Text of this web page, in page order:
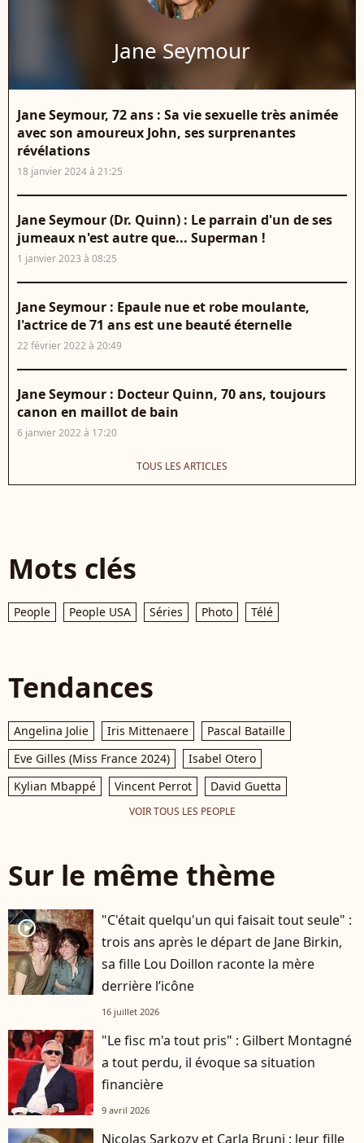
Jane Seymour
Jane Seymour, 72 ans : Sa vie sexuelle très animée
avec son amoureux John, ses surprenantes
révélations
18 janvier 2024 à 21:25
Jane Seymour (Dr. Quinn) : Le parrain d'un de ses
jumeaux n'est autre que... Superman !
1 janvier 2023 à 08:25
Jane Seymour : Epaule nue et robe moulante,
l'actrice de 71 ans est une beauté éternelle
22 février 2022 à 20:49
Jane Seymour : Docteur Quinn, 70 ans, toujours
canon en maillot de bain
6 janvier 2022 à 17:20
TOUS LES ARTICLES
Mots clés
People People USA Séries Photo Télé
Tendances
Angelina Jolie Iris Mittenaere
Pascal Bataille
Eve Gilles (Miss France 2024)
Isabel Otero
Kylian Mbappé
Vincent Perrot David Guetta
VOIR TOUS LES PEOPLE
Sur le même thème
player2
"C'était quelqu'un qui faisait tout seule" :
trois ans après le départ de Jane Birkin,
sa fille Lou Doillon raconte la mère
derrière l’icône
16 juillet 2026
"Le fisc m'a tout pris" : Gilbert Montagné
a tout perdu, il évoque sa situation
financière
9 avril 2026
Nicolas Sarkozy et Carla Bruni : leur fille